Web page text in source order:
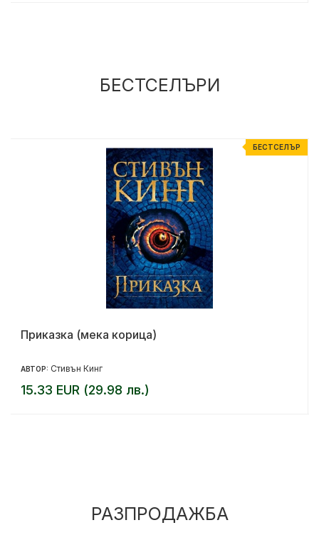
БЕСТСЕЛЪРИ
БЕСТСЕЛЪР
Приказка (мека корица)
АВТОР: Стивън Кинг
15.33 EUR (29.98 лв.)
РАЗПРОДАЖБА